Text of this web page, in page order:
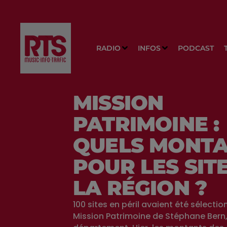
RADIO INFOS PODCAST
MISSION
PATRIMOINE :
QUELS
POUR LES
LA RÉGION ?
100 sites en péril avaient été
Mission Patrimoine de Stéphane